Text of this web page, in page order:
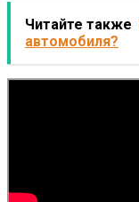
Читайте также
автомобиля?